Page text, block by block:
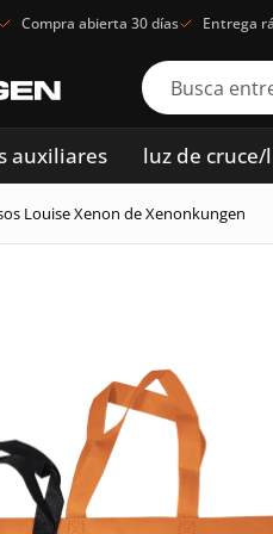
Compra abierta 30 días Entrega
auxiliares luz de
Louise Xenon de Xenonkungen